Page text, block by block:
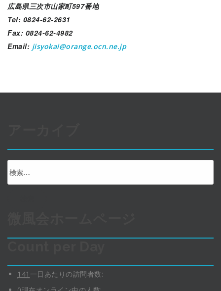
グ
広島県三次市山家町597番地
Tel: 0824-62-2631
Fax: 0824-62-4982
Email: jisyokai@orange.ocn.ne.jp
検
索:
141 一日あたりの訪問者数: